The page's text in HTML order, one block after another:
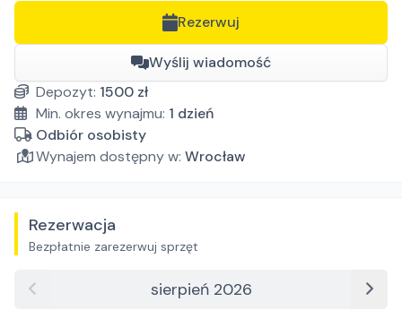
Rezerwuj
Wyślij wiadomość
Depozyt: 1500 zł
Min. okres wynajmu: 1 dzień
Odbiór osobisty
Wynajem dostępny w: Wrocław
Rezerwacja
Bezpłatnie zarezerwuj sprzęt
sierpień 2026